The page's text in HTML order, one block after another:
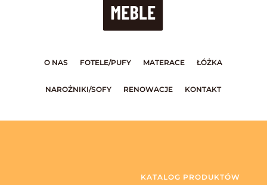
O NAS FOTELE/PUFY MATERACE ŁÓŻKA
NAROŻNIKI/SOFY RENOWACJE KONTAKT
KATALOG PRODUKTÓW